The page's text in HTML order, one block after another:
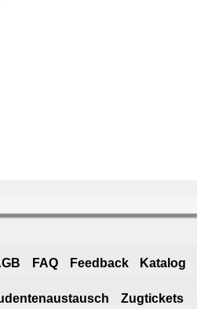
FAQ Feedback Katalog
Zugtickets